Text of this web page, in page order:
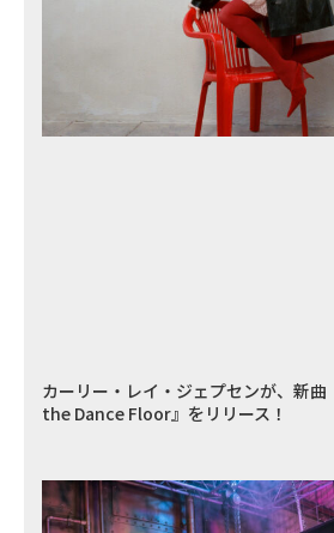
カーリー・レイ・ジェプセンが、新
the Dance Floor』をリリース！